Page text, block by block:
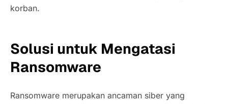
korban.
Solusi untuk Mengatasi
Ransomware
Ransomware merupakan ancaman siber yang